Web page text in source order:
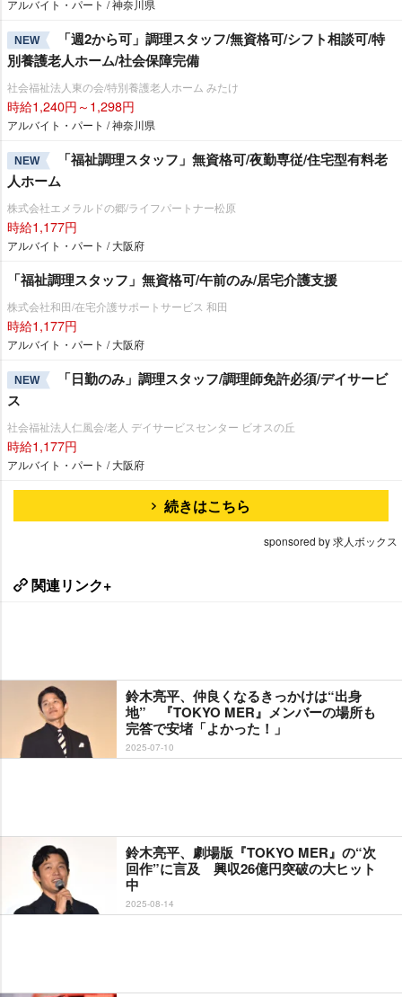
アルバイト・パート / 神奈川県
NEW
「週2から可」調理スタッフ/無資格可/シフト相談可/特
別養護老人ホーム/社会保障完備
社会福祉法人東の会/特別養護老人ホーム みたけ
時給1,240円～1,298円
アルバイト・パート / 神奈川県
NEW
「福祉調理スタッフ」無資格可/夜勤専従/住宅型有料老
人ホーム
株式会社エメラルドの郷/ライフパートナー松原
時給1,177円
アルバイト・パート / 大阪府
「福祉調理スタッフ」無資格可/午前のみ/居宅介護支援
株式会社和田/在宅介護サポートサービス 和田
時給1,177円
アルバイト・パート / 大阪府
NEW
「日勤のみ」調理スタッフ/調理師免許必須/デイサービ
ス
社会福祉法人仁風会/老人 デイサービスセンター ビオスの丘
時給1,177円
アルバイト・パート / 大阪府
続きはこちら
sponsored by 求人ボックス
関連リンク+
鈴木亮平、仲良くなるきっかけは“出身
地” 『TOKYO MER』メンバーの場所も
完答で安堵「よかった！」
2025-07-10
鈴木亮平、劇場版『TOKYO MER』の“次
回作”に言及 興収26億円突破の大ヒット
中
2025-08-14